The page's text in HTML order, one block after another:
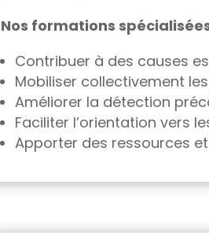
Nos formations
Contribuer à des causes
Mobiliser collectivement
Améliorer la détection
Faciliter l’orientation vers
Apporter des ressources